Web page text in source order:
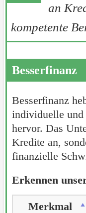
an
kompetente
Besserfinanz
Besserfinanz
individuelle
hervor. Das
Kredite an,
finanzielle
Erkennen
Merkmal